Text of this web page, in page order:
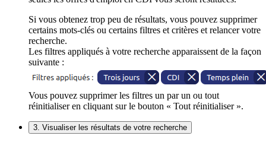
Si vous obtenez trop peu de résultats, vous pouvez supprimer
certains mots-clés ou certains filtres et critères et relancer votre
recherche.
Les filtres appliqués à votre recherche apparaissent de la façon
suivante :
Vous pouvez supprimer les filtres un par un ou tout
réinitialiser en cliquant sur le bouton « Tout réinitialiser ».
3. Visualiser les résultats de votre recherche